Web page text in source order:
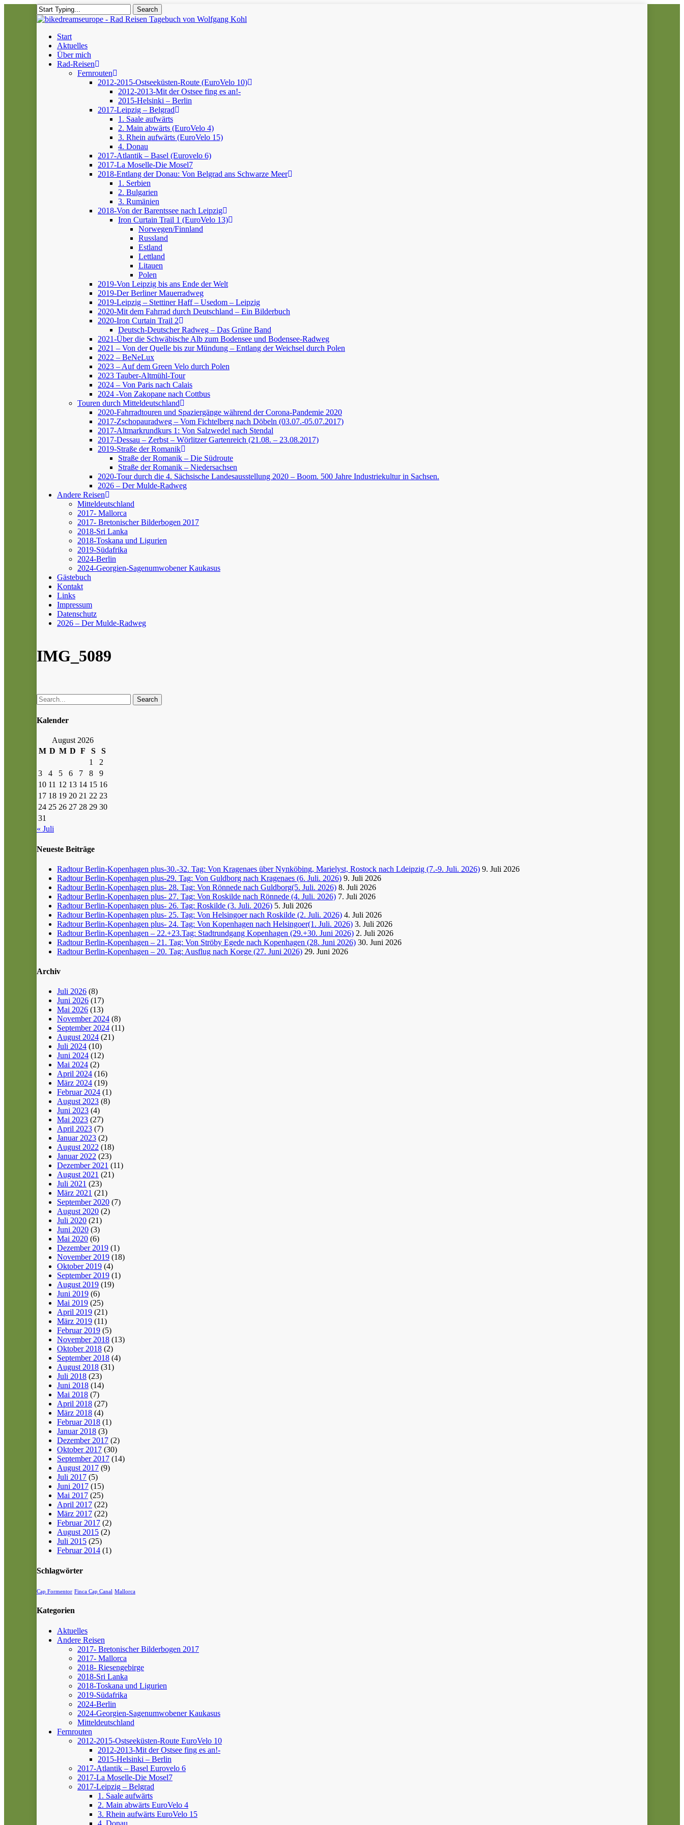
Search
Close
Menu
Start
Aktuelles
Über mich
Rad-Reisen
Fernrouten
2012-2015-Ostseeküsten-Route (EuroVelo 10)
2012-2013-Mit der Ostsee fing es an!-
2015-Helsinki – Berlin
2017-Leipzig – Belgrad
1. Saale aufwärts
2. Main abwärts (EuroVelo 4)
3. Rhein aufwärts (EuroVelo 15)
4. Donau
2017-Atlantik – Basel (Eurovelo 6)
2017-La Moselle-Die Mosel7
2018-Entlang der Donau: Von Belgrad ans Schwarze Meer
1. Serbien
2. Bulgarien
3. Rumänien
2018-Von der Barentssee nach Leipzig
Iron Curtain Trail 1 (EuroVelo 13)
Norwegen/Finnland
Russland
Estland
Lettland
Litauen
Polen
2019-Von Leipzig bis ans Ende der Welt
2019-Der Berliner Mauerradweg
2019-Leipzig – Stettiner Haff – Usedom – Leipzig
2020-Mit dem Fahrrad durch Deutschland – Ein Bilderbuch
2020-Iron Curtain Trail 2
Deutsch-Deutscher Radweg – Das Grüne Band
2021-Über die Schwäbische Alb zum Bodensee und Bodensee-Radweg
2021 – Von der Quelle bis zur Mündung – Entlang der Weichsel durch Polen
2022 – BeNeLux
2023 – Auf dem Green Velo durch Polen
2023 Tauber-Altmühl-Tour
2024 – Von Paris nach Calais
2024 -Von Zakopane nach Cottbus
Touren durch Mitteldeutschland
2020-Fahrradtouren und Spaziergänge während der Corona-Pandemie 2020
2017-Zschopauradweg – Vom Fichtelberg nach Döbeln (03.07.-05.07.2017)
2017-Altmarkrundkurs 1: Von Salzwedel nach Stendal
2017-Dessau – Zerbst – Wörlitzer Gartenreich (21.08. – 23.08.2017)
2019-Straße der Romanik
Straße der Romanik – Die Südroute
Straße der Romanik – Niedersachsen
2020-Tour durch die 4. Sächsische Landesausstellung 2020 – Boom. 500 Jahre Industriekultur in Sachsen.
2026 – Der Mulde-Radweg
Andere Reisen
Mitteldeutschland
2017- Mallorca
2017- Bretonischer Bilderbogen 2017
2018-Sri Lanka
2018-Toskana und Ligurien
2019-Südafrika
2024-Berlin
2024-Georgien-Sagenumwobener Kaukasus
Gästebuch
Kontakt
Links
Impressum
Datenschutz
2026 – Der Mulde-Radweg
IMG_5089
Search
Kalender
August 2026
M D M D F S
S
1
2
3
4 5 6 7 8
9
10 11 12 13 14 15 16
17 18 19 20 21 22 23
24 25 26 27 28 29 30
31
« Juli
Neueste Beiträge
Radtour Berlin-Kopenhagen plus-30.-32. Tag: Von Kragenaes über Nynköbing, Marielyst, Rostock nach Ldeipzig (7.-9. Juli. 2026) 9. Juli 2026
Radtour Berlin-Kopenhagen plus-29. Tag: Von Guldborg nach Kragenaes (6. Juli. 2026) 9. Juli 2026
Radtour Berlin-Kopenhagen plus- 28. Tag: Von Rönnede nach Guldborg(5. Juli. 2026) 8. Juli 2026
Radtour Berlin-Kopenhagen plus- 27. Tag: Von Roskilde nach Rönnede (4. Juli. 2026) 7. Juli 2026
Radtour Berlin-Kopenhagen plus- 26. Tag: Roskilde (3. Juli. 2026) 5. Juli 2026
Radtour Berlin-Kopenhagen plus- 25. Tag: Von Helsingoer nach Roskilde (2. Juli. 2026) 4. Juli 2026
Radtour Berlin-Kopenhagen plus- 24. Tag: Von Kopenhagen nach Helsingoer(1. Juli. 2026) 3. Juli 2026
Radtour Berlin-Kopenhagen – 22.+23.Tag: Stadtrundgang Kopenhagen (29.+30. Juni 2026) 2. Juli 2026
Radtour Berlin-Kopenhagen – 21. Tag: Von Ströby Egede nach Kopenhagen (28. Juni 2026) 30. Juni 2026
Radtour Berlin-Kopenhagen – 20. Tag: Ausflug nach Koege (27. Juni 2026) 29. Juni 2026
Archiv
Juli 2026 (8)
Juni 2026 (17)
Mai 2026 (13)
November 2024 (8)
September 2024 (11)
August 2024 (21)
Juli 2024 (10)
Juni 2024 (12)
Mai 2024 (2)
April 2024 (16)
März 2024 (19)
Februar 2024 (1)
August 2023 (8)
Juni 2023 (4)
Mai 2023 (27)
April 2023 (7)
Januar 2023 (2)
August 2022 (18)
Januar 2022 (23)
Dezember 2021 (11)
August 2021 (21)
Juli 2021 (23)
März 2021 (21)
September 2020 (7)
August 2020 (2)
Juli 2020 (21)
Juni 2020 (3)
Mai 2020 (6)
Dezember 2019 (1)
November 2019 (18)
Oktober 2019 (4)
September 2019 (1)
August 2019 (19)
Juni 2019 (6)
Mai 2019 (25)
April 2019 (21)
März 2019 (11)
Februar 2019 (5)
November 2018 (13)
Oktober 2018 (2)
September 2018 (4)
August 2018 (31)
Juli 2018 (23)
Juni 2018 (14)
Mai 2018 (7)
April 2018 (27)
März 2018 (4)
Februar 2018 (1)
Januar 2018 (3)
Dezember 2017 (2)
Oktober 2017 (30)
September 2017 (14)
August 2017 (9)
Juli 2017 (5)
Juni 2017 (15)
Mai 2017 (25)
April 2017 (22)
März 2017 (22)
Februar 2017 (2)
August 2015 (2)
Juli 2015 (25)
Februar 2014 (1)
Schlagwörter
Cap Formentor Finca Cap Canal Mallorca
Kategorien
Aktuelles
Andere Reisen
2017- Bretonischer Bilderbogen 2017
2017- Mallorca
2018- Riesengebirge
2018-Sri Lanka
2018-Toskana und Ligurien
2019-Südafrika
2024-Berlin
2024-Georgien-Sagenumwobener Kaukasus
Mitteldeutschland
Fernrouten
2012-2015-Ostseeküsten-Route EuroVelo 10
2012-2013-Mit der Ostsee fing es an!-
2015-Helsinki – Berlin
2017-Atlantik – Basel Eurovelo 6
2017-La Moselle-Die Mosel7
2017-Leipzig – Belgrad
1. Saale aufwärts
2. Main abwärts EuroVelo 4
3. Rhein aufwärts EuroVelo 15
4. Donau